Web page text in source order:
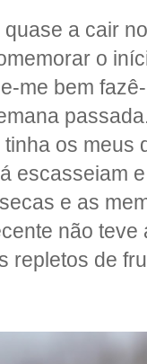
a cair
o
me bem
os meus
escasseiam
e as
não
repletos de